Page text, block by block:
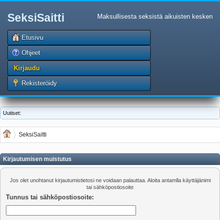
SeksiSaitti Maksullisesta seksistä aikuisten kesken
Etusivu
Ohjeet
Kirjaudu
Rekisteröidy
Uutiset:
SeksiSaitti
Kirjautumisen muistutus
Jos olet unohtanut kirjautumistietosi ne voidaan palauttaa. Aloita antamlla käyttäjänimi
tai sähköpostiosoite
Tunnus tai sähköpostiosoite: